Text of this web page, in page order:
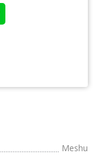
Meshu